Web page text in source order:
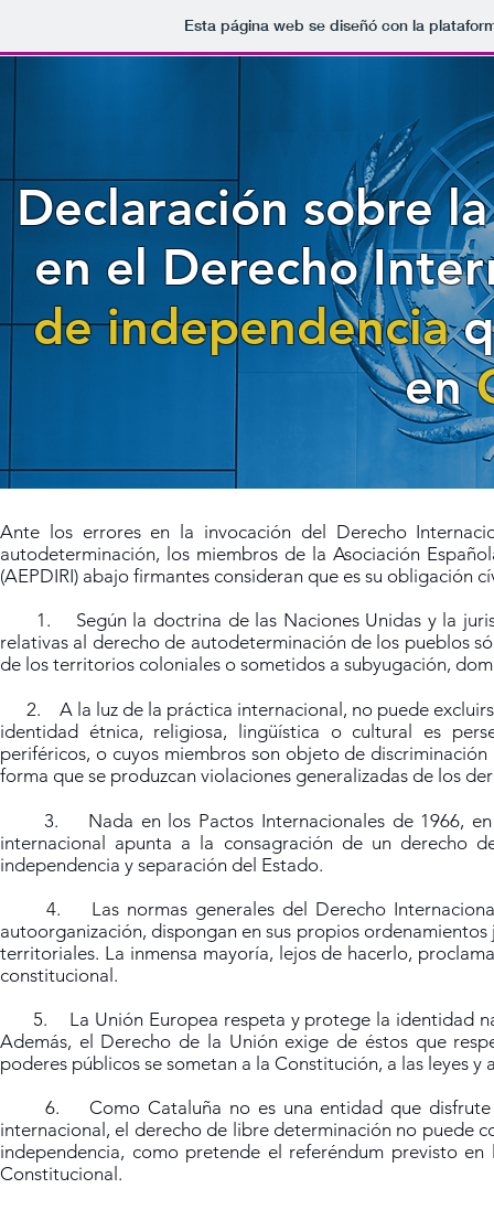
Esta página web se diseñó con la
Declaración sobre
en el Derecho
de independencia
en
Ante los errores en la invocación del Derecho
autodeterminación, los miembros de la Asociación
(AEPDIRI) abajo firmantes consideran que es su obligación
1. Según la doctrina de las Naciones Unidas y la
relativas al derecho de autodeterminación de los pueblos
de los territorios coloniales o sometidos a subyugación,
2. A la luz de la práctica internacional, no puede
identidad étnica, religiosa, lingüística o cultural es
periféricos, o cuyos miembros son objeto de
forma que se produzcan violaciones generalizadas de los
3. Nada en los Pactos Internacionales de 1966, en
internacional apunta a la consagración de un derecho
independencia y separación del Estado.
4. Las normas generales del Derecho Internacional
autoorganización, dispongan en sus propios
territoriales. La inmensa mayoría, lejos de hacerlo,
constitucional.
5. La Unión Europea respeta y protege la identidad
Además, el Derecho de la Unión exige de éstos que
poderes públicos se sometan a la Constitución, a las leyes y
6. Como Cataluña no es una entidad que disfrute
internacional, el derecho de libre determinación no puede
independencia, como pretende el referéndum previsto
Constitucional.